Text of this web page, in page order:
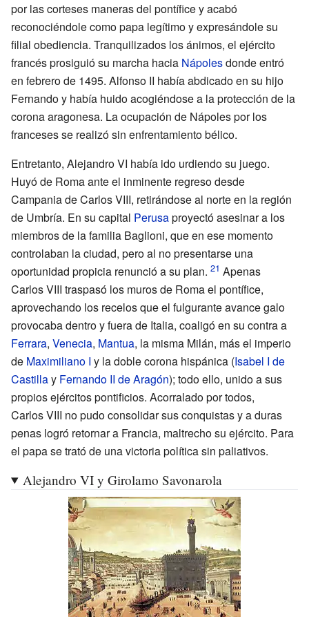
por las corteses maneras del pontífice y acabó
reconociéndole como papa legítimo y expresándole su
filial obediencia. Tranquilizados los ánimos, el ejército
francés prosiguió su marcha hacia Nápolesdonde entró
en febrero de 1495. Alfonso II había abdicado en su hijo
Fernando y había huido acogiéndose a la protección de la
corona aragonesa. La ocupación de Nápoles por los
franceses se realizó sin enfrentamiento bélico.
Entretanto, Alejandro VI había ido urdiendo su juego.
Huyó de Roma ante el inminente regreso desde
Campania de CarlosVIII, retirándose al norte en la región
de Umbría. En su capital Perusaproyectó asesinar a los
miembros de la familia Baglioni, que en ese momento
controlaban la ciudad, pero al no presentarse una
oportunidad propicia renunció a su plan.
Apenas
CarlosVIII traspasó los muros de Roma el pontífice,
aprovechando los recelos que el fulgurante avance galo
provocaba dentro y fuera de Italia, coaligó en su contra a
Ferrara, Venecia, Mantua, la misma Milán, más el imperio
de Maximiliano I y la doble corona hispánica (Isabel I de
Castillay Fernando II de Aragón); todo ello, unido a sus
propios ejércitos pontificios. Acorralado por todos,
CarlosVIII no pudo consolidar sus conquistas y a duras
penas logró retornar a Francia, maltrecho su ejército. Para
el papa se trató de una victoria política sin paliativos.
Alejandro VI y Girolamo Savonarola